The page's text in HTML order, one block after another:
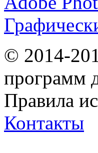
© 2014-
программ
Правила
Контакты